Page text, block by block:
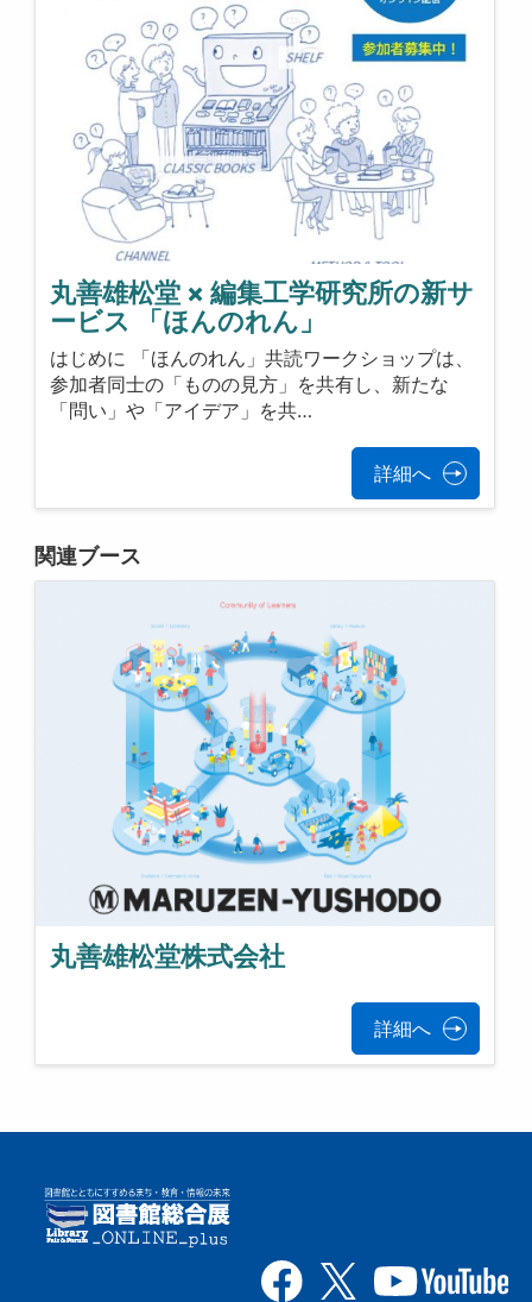
丸善雄松堂 × 編集工学研究所の新サ
ービス 「ほんのれん」
はじめに 「ほんのれん」共読ワークショップは、
参加者同士の「ものの見方」を共有し、新たな
「問い」や「アイデア」を共…
詳細へ
関連ブース
丸善雄松堂株式会社
詳細へ